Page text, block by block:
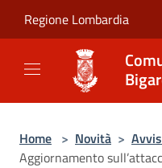
Regione Lombardia
Home > Novità >
Aggiornamento